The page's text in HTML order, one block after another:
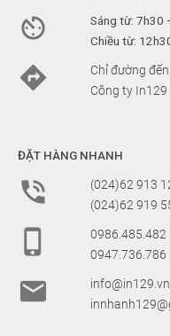

Sáng từ: 7h30
Chiều từ:

Chỉ đường đến
Công ty In129
ĐẶT HÀNG NHANH

(024)62 913
(024)62 919

0986.485.482
0947.736.786

info@in129.vn